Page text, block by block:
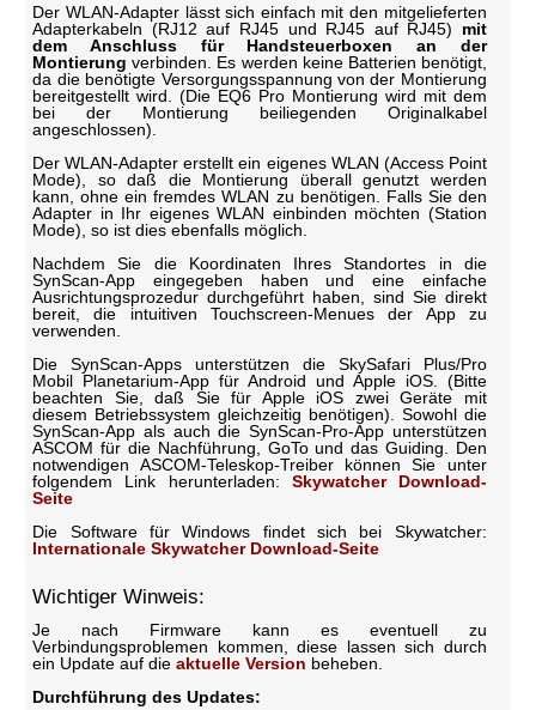
Der WLAN-Adapter lässt sich einfach mit den mitgelieferten
Adapterkabeln (RJ12 auf RJ45 und RJ45 auf RJ45) mit
dem Anschluss für Handsteuerboxen an der
Montierung verbinden. Es werden keine Batterien benötigt,
da die benötigte Versorgungsspannung von der Montierung
bereitgestellt wird. (Die EQ6 Pro Montierung wird mit dem
bei der Montierung beiliegenden Originalkabel
angeschlossen).
Der WLAN-Adapter erstellt ein eigenes WLAN (Access Point
Mode), so daß die Montierung überall genutzt werden
kann, ohne ein fremdes WLAN zu benötigen. Falls Sie den
Adapter in Ihr eigenes WLAN einbinden möchten (Station
Mode), so ist dies ebenfalls möglich.
Nachdem Sie die Koordinaten Ihres Standortes in die
SynScan-App eingegeben haben und eine einfache
Ausrichtungsprozedur durchgeführt haben, sind Sie direkt
bereit, die intuitiven Touchscreen-Menues der App zu
verwenden.
Die SynScan-Apps unterstützen die SkySafari Plus/Pro
Mobil Planetarium-App für Android und Apple iOS. (Bitte
beachten Sie, daß Sie für Apple iOS zwei Geräte mit
diesem Betriebssystem gleichzeitig benötigen). Sowohl die
SynScan-App als auch die SynScan-Pro-App unterstützen
ASCOM für die Nachführung, GoTo und das Guiding. Den
notwendigen ASCOM-Teleskop-Treiber können Sie unter
folgendem Link herunterladen: Skywatcher Download-
Seite
Die Software für Windows findet sich bei Skywatcher:
Internationale Skywatcher Download-Seite
Wichtiger Winweis:
Je nach Firmware kann es eventuell zu
Verbindungsproblemen kommen, diese lassen sich durch
ein Update auf dieaktuelle Version beheben.
Durchführung des Updates: